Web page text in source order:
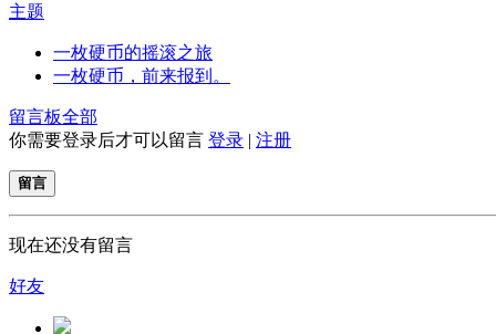
主题
一枚硬币的摇滚之旅
一枚硬币，前来报到。
留言板全部
你需要登录后才可以留言 登录 | 注册
留言
现在还没有留言
好友